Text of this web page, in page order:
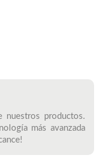
nuestros productos.
más avanzada